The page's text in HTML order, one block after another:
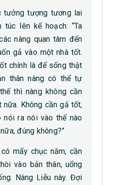
tưởng tượng tương lai
lên kế hoạch: “Ta
nàng quan tâm đến
gả vào một nhà tốt.
chính là để sống thật
thân nàng có thể tự
thì nàng không cần
Không cần gả tốt,
ra nói vào thế nào
đúng không?”
mấy chục năm, cần
vào bản thân, uổng
Nàng Liễu này. Đợi